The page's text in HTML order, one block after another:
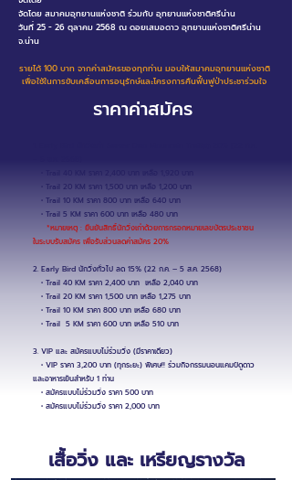
จัดโดย สมาคมอุทยานแห่งชาติ ร่วมกับ อุทยานแห่งชาติศรีน่าน
วันที่ 25 - 26 ตุลาคม 2568 ณ ดอยเสมอดาว อุทยานแห่งชาติศรีน่าน
จ.น่าน
รายได้ 100 บาท จากค่าสมัครของทุกท่าน มอบให้สมาคมอุทยานแห่งชาติ
เพื่อใช้ในการขับเคลื่อนการอนุรักษ์และโครงการคืนฟื้นฟูป่าประชาร่วมใจ
ราคาค่าสมัคร
• Trail 20 KM ราคา 1,500 บาท เหลือ 1,200 บาท
• Trail 10 KM ราคา 800 บาท เหลือ 640 บาท
• Trail 5 KM ราคา 600 บาท เหลือ 480 บาท
*หมายเหตุ : ยืนยันสิทธิ์นักวิ่งเก่าด้วยการกรอกหมายเลขบัตรประชาชน
ในระบบรับสมัคร เพื่อรับส่วนลดค่าสมัคร 20%
2. Early Bird นักวิ่งทั่วไป ลด 15% (22 ก.ค. – 5 ส.ค. 2568)
• Trail 40 KM ราคา 2,400 บาท เหลือ 2,040 บาท
• Trail 20 KM ราคา 1,500 บาท เหลือ 1,275 บาท
• Trail 10 KM ราคา 800 บาท เหลือ 680 บาท
• Trail 5 KM ราคา 600 บาท เหลือ 510 บาท
3. VIP และ สมัครแบบไม่ร่วมวิ่ง (มีราคาเดียว)
• VIP ราคา 3,200 บาท (ทุกระยะ) พิเศษ!! ร่วมกิจกรรมนอนแคมป์ดูดาว
และอาหารเย็นสำหรับ 1 ท่าน
• สมัครแบบไม่ร่วมวิ่ง ราคา 500 บาท
• สมัครแบบไม่ร่วมวิ่ง ราคา 2,000 บาท
เสื้อวิ่ง และ เหรียญรางวัล